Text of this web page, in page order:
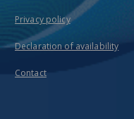
Privacy policy
Declaration of availability
Contact